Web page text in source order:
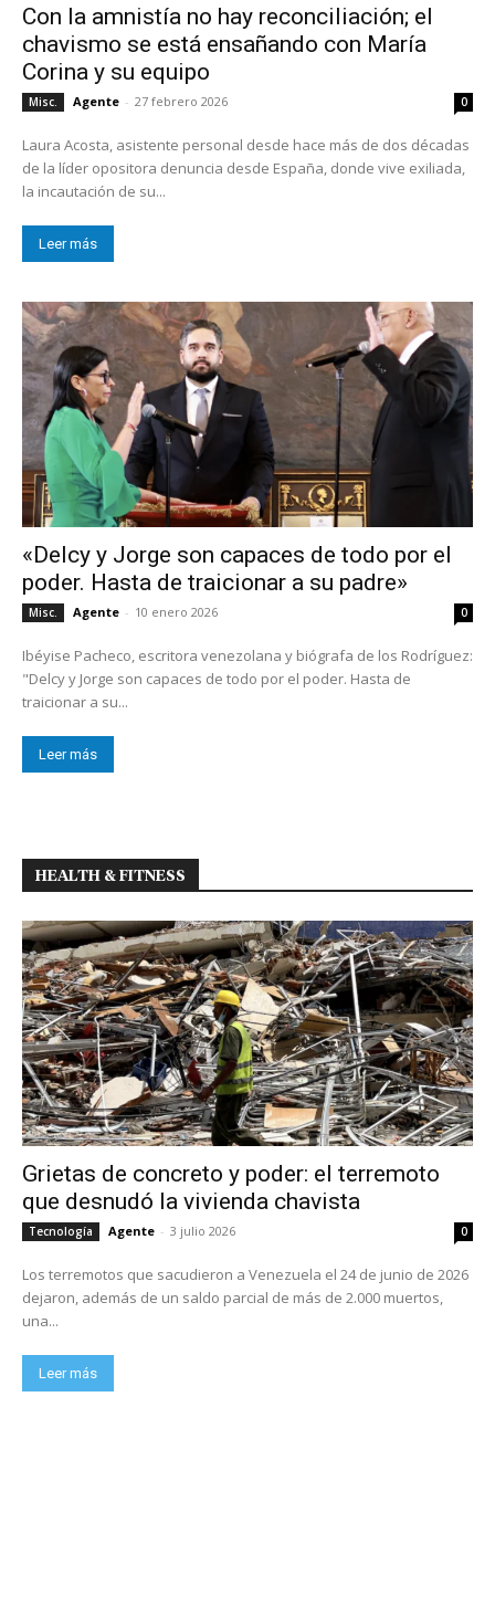
Con la amnistía no hay reconciliación; el
chavismo se está ensañando con María
Corina y su equipo
Misc. Agente - 27 febrero 2026 0
Laura Acosta, asistente personal desde hace más de dos décadas
de la líder opositora denuncia desde España, donde vive exiliada,
la incautación de su...
Leer más
«Delcy y Jorge son capaces de todo por el
poder. Hasta de traicionar a su padre»
Misc. Agente - 10 enero 2026 0
Ibéyise Pacheco, escritora venezolana y biógrafa de los Rodríguez:
"Delcy y Jorge son capaces de todo por el poder. Hasta de
traicionar a su...
Leer más
HEALTH & FITNESS
Grietas de concreto y poder: el terremoto
que desnudó la vivienda chavista
Tecnología Agente - 3 julio 2026 0
Los terremotos que sacudieron a Venezuela el 24 de junio de 2026
dejaron, además de un saldo parcial de más de 2.000 muertos,
una...
Leer más